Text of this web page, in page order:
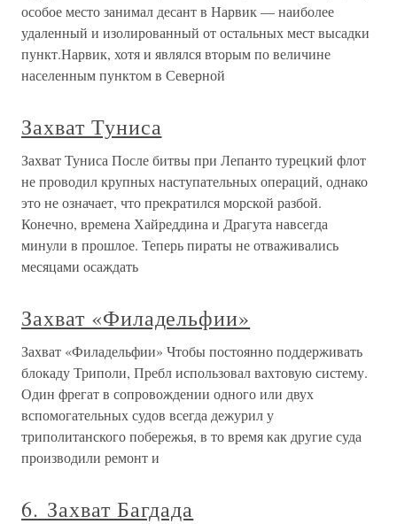
особое место занимал десант в Нарвик — наиболее
удаленный и изолированный от остальных мест высадки
пункт.Нарвик, хотя и являлся вторым по величине
населенным пунктом в Северной
Захват Туниса
Захват Туниса После битвы при Лепанто турецкий флот
не проводил крупных наступательных операций, однако
это не означает, что прекратился морской разбой.
Конечно, времена Хайреддина и Драгута навсегда
минули в прошлое. Теперь пираты не отваживались
месяцами осаждать
Захват «Филадельфии»
Захват «Филадельфии» Чтобы постоянно поддерживать
блокаду Триполи, Пребл использовал вахтовую систему.
Один фрегат в сопровождении одного или двух
вспомогательных судов всегда дежурил у
триполитанского побережья, в то время как другие суда
производили ремонт и
6. Захват Багдада